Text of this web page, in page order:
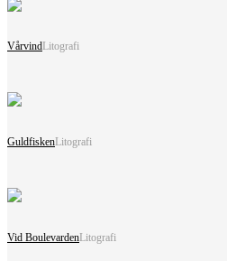
VårvindLitografi
GuldfiskenLitografi
Vid BoulevardenLitografi